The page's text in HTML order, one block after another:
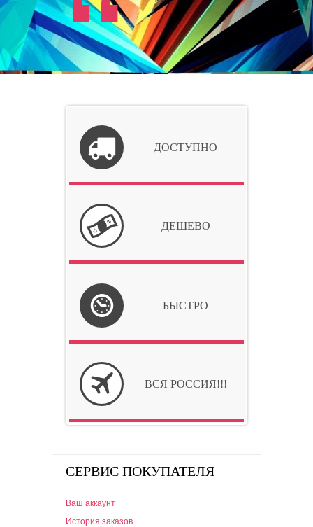
“
ДОСТУПНО
ДЕШЕВО
БЫСТРО
ВСЯ РОССИЯ!!!
СЕРВИС ПОКУПАТЕЛЯ
Ваш аккаунт
История заказов